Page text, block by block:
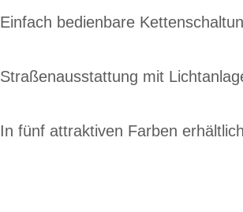
Einfach bedienbare
Straßenausstattung mit
In fünf attraktiven Farben erhältlich